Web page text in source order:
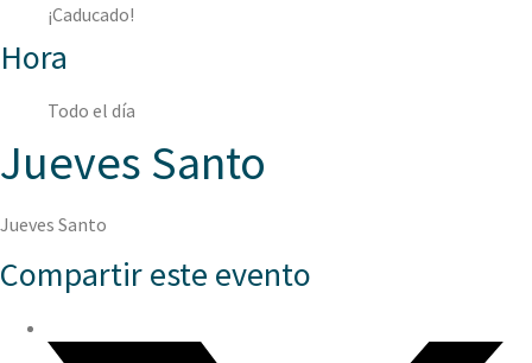
¡Caducado!
Hora
Todo el día
Jueves Santo
Jueves Santo
Compartir este evento